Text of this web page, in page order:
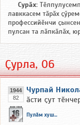
Сурӑх:
лавккасем тӑрӑх
профессийӗнчи
пулсан та лӑпкӑлӑх,
Ҫурла, 06
1944
82
Чурпай
ӑсти ҫут
Пулӑм хуш...